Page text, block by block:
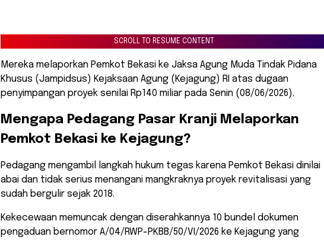
SCROLL TO RESUME CONTENT
Mereka melaporkan Pemkot Bekasi ke Jaksa Agung Muda Tindak Pidana
Khusus (Jampidsus) Kejaksaan Agung (Kejagung) RI atas dugaan
penyimpangan proyek senilai Rp140 miliar pada Senin (08/06/2026).
​Mengapa Pedagang Pasar Kranji Melaporkan
Pemkot Bekasi ke Kejagung?
​Pedagang mengambil langkah hukum tegas karena Pemkot Bekasi dinilai
abai dan tidak serius menangani mangkraknya proyek revitalisasi yang
sudah bergulir sejak 2018.
Kekecewaan memuncak dengan diserahkannya 10 bundel dokumen
pengaduan bernomor A/04/RWP-PKBB/50/VI/2026 ke Kejagung yang